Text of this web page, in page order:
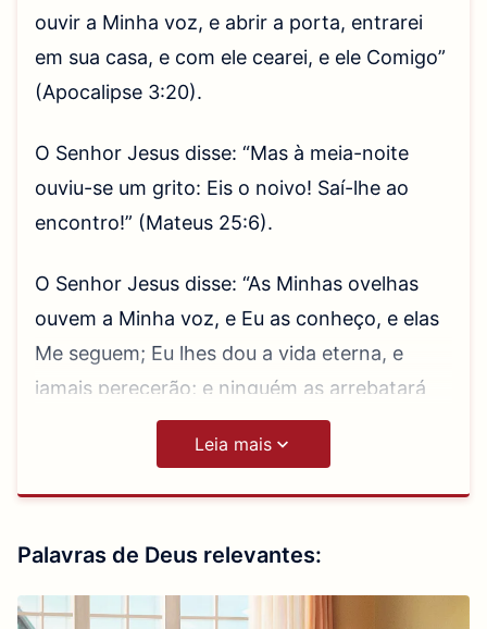
ouvir a Minha voz, e abrir a porta, entrarei
em sua casa, e com ele cearei, e ele Comigo”
(Apocalipse 3:20).
O Senhor Jesus disse: “Mas à meia-noite
ouviu-se um grito: Eis o noivo! Saí-lhe ao
encontro!” (Mateus 25:6).
O Senhor Jesus disse: “As Minhas ovelhas
ouvem a Minha voz, e Eu as conheço, e elas
Me seguem; Eu lhes dou a vida eterna, e
jamais perecerão; e ninguém as arrebatará
da Minha mão”(João 10:27-29).
às igrejas”(Apocalipse Capítulos 2:29)
Leia mais
Palavras de Deus relevantes: